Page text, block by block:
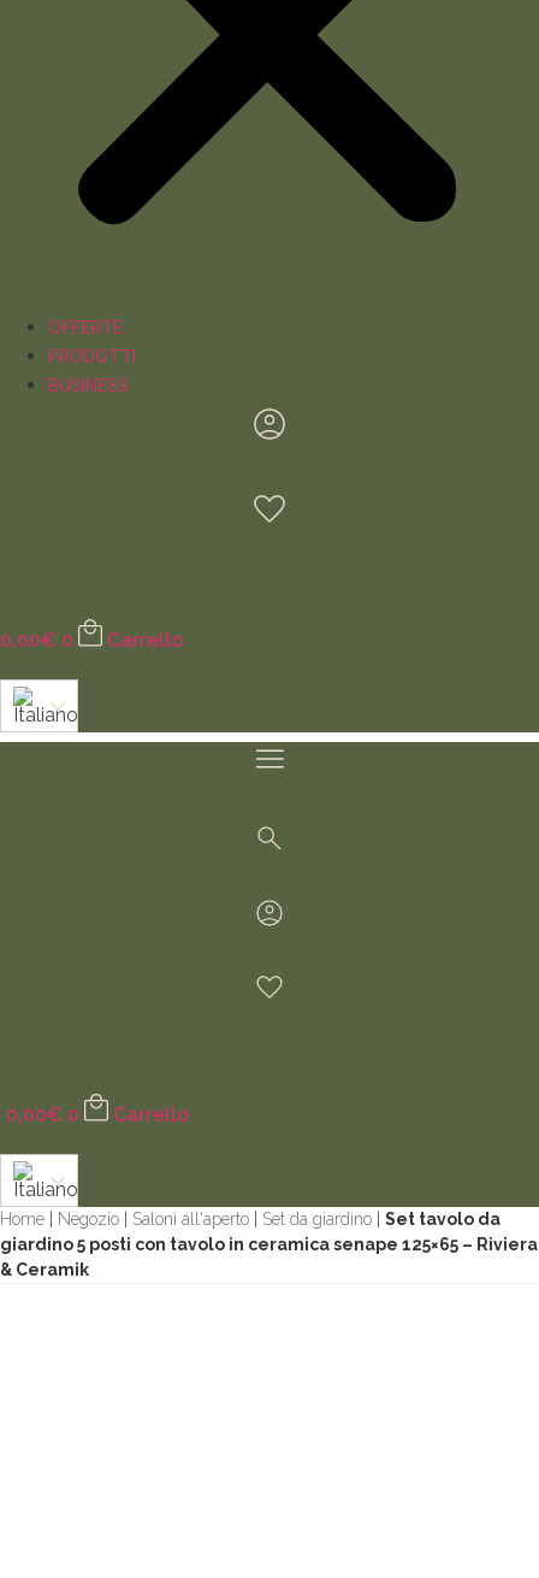
OFFERTE
PRODOTTI
BUSINESS
0,00€ 0 Carrello
0,00€ 0 Carrello
Home Negozio Saloni all'aperto Set da giardino
Set tavolo da
giardino 5 posti con tavolo in ceramica senape 125×65 – Riviera
& Ceramik